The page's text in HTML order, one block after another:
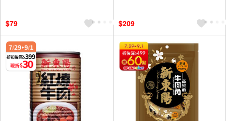
$79 $209